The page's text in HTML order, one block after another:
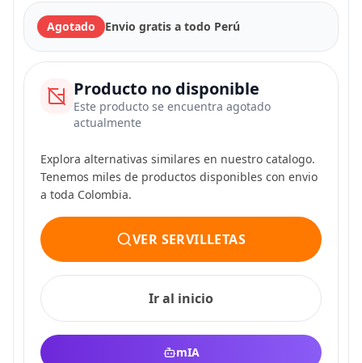
Agotado Envio gratis a todo Perú
Producto no disponible
Este producto se encuentra agotado
actualmente
Explora alternativas similares en nuestro catalogo.
Tenemos miles de productos disponibles con envio
a toda Colombia.
VER SERVILLETAS
Ir al inicio
mIA